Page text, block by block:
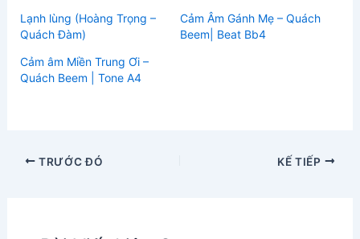
Lạnh lùng (Hoàng Trọng –
Quách Đàm)
Cảm Âm Gánh Mẹ – Quách
Beem| Beat Bb4
Cảm âm Miền Trung Ơi –
Quách Beem | Tone A4
TRƯỚC ĐÓ KẾ TIẾP